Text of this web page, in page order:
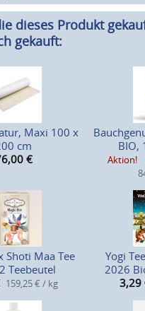
dieses Produkt
gekauft:
Maxi 100 x
cm
€
BIO,
Aktion!
Shoti Maa Tee
Teebeutel
159,25 € / kg
Yogi
2026
3,29